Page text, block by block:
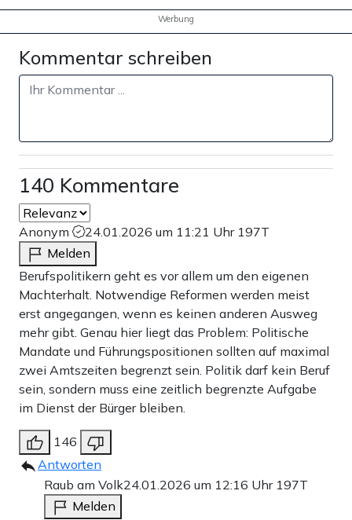
Werbung
Kommentar schreiben
140 Kommentare
Anonym 24.01.2026 um 11:21 Uhr 197T
Melden
Berufspolitikern geht es vor allem um den eigenen
Machterhalt. Notwendige Reformen werden meist
erst angegangen, wenn es keinen anderen Ausweg
mehr gibt. Genau hier liegt das Problem: Politische
Mandate und Führungspositionen sollten auf maximal
zwei Amtszeiten begrenzt sein. Politik darf kein Beruf
sein, sondern muss eine zeitlich begrenzte Aufgabe
im Dienst der Bürger bleiben.
146
Antworten
Raub am Volk24.01.2026 um 12:16 Uhr 197T
Melden